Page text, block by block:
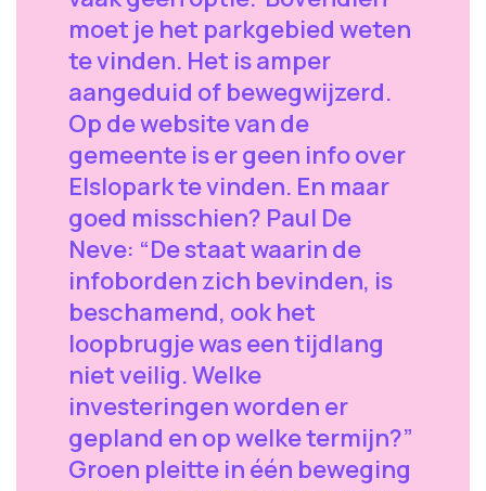
moet je het parkgebied weten
te vinden. Het is amper
aangeduid of bewegwijzerd.
Op de website van de
gemeente is er geen info over
Elslopark te vinden. En maar
goed misschien? Paul De
Neve: “De staat waarin de
infoborden zich bevinden, is
beschamend, ook het
loopbrugje was een tijdlang
niet veilig. Welke
investeringen worden er
gepland en op welke termijn?”
Groen pleitte in één beweging